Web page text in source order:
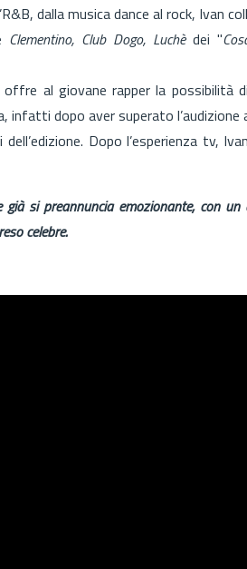
dalla musica dance al rock, Ivan
Clementino, Club Dogo, Luchè dei "
offre al giovane rapper la possibilità
infatti dopo aver superato l’audizione
Dopo l’esperienza tv,
si preannuncia emozionante, con un
celebre.